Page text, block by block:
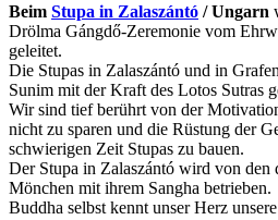
Beim Stupa in Zalaszántó / Ungarn
Drölma Gángdő-Zeremonie vom
geleitet.
Die Stupas in Zalaszántó und in
Sunim mit der Kraft des Lotos Sutras
Wir sind tief berührt von der
nicht zu sparen und die Rüstung der
schwierigen Zeit Stupas zu bauen.
Der Stupa in Zalaszántó wird von
Mönchen mit ihrem Sangha betrieben.
Buddha selbst kennt unser Herz